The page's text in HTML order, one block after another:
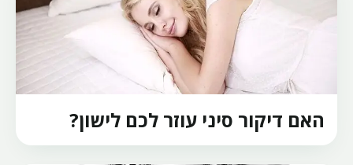
האם דיקור סיני עוזר לכם לישון?